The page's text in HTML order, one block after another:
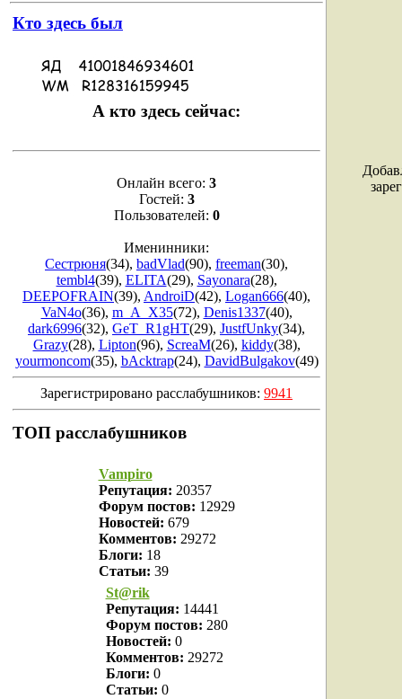
Кто здесь был
А кто здесь сейчас:
Онлайн всего: 3
Гостей: 3
Пользователей: 0
Именинники:
Сестрюня(34), badVlad(90), freeman(30),
tembl4(39), ELITA(29), Sayonara(28),
DEEPOFRAIN(39), AndroiD(42), Logan666(40),
VaN4o(36), m_A_X35(72), Denis1337(40),
dark6996(32), GeT_R1gHT(29), JustfUnky(34),
Grazy(28), Lipton(96), ScreaM(26), kiddy(38),
yourmoncom(35), bAcktrap(24), DavidBulgakov(49)
Зарегистрировано расслабушников: 9941
ТОП расслабушников
Vampiro
Репутация: 20357
Форум постов: 12929
Новостей: 679
Комментов: 29272
Блоги: 18
Статьи: 39
St@rik
Репутация: 14441
Форум постов: 280
Новостей: 0
Комментов: 29272
Блоги: 0
Статьи: 0